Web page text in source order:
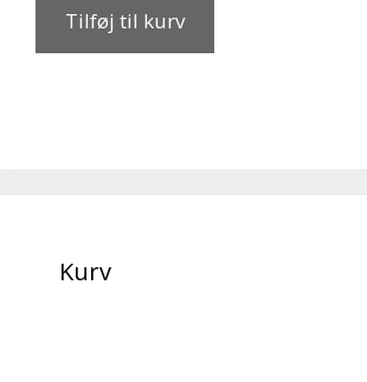
Tilføj til kurv
Kurv